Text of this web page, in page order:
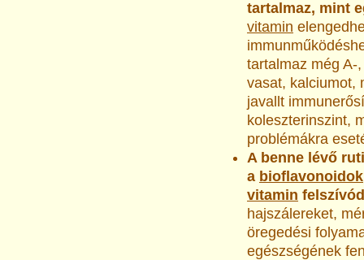
tartalmaz, mint
vitamin
tartalmaz még A-
vasat, kalciumot,
javallt
koleszterinszint,
problémákra
A benne lévő
a bioflavonoidok
vitamin
hajszálereket,
öregedési
egészségének